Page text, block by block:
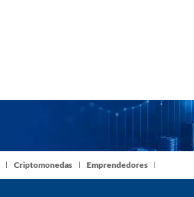
Criptomonedas Emprendedores